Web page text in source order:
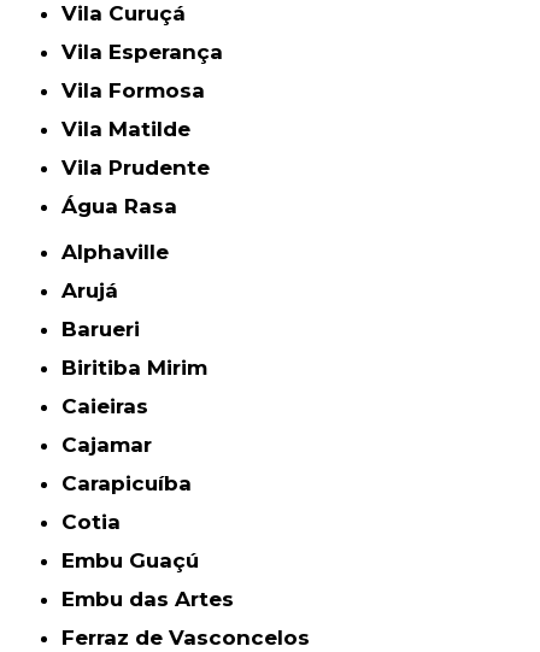
Vila Curuçá
Vila Esperança
Vila Formosa
Vila Matilde
Vila Prudente
Água Rasa
Alphaville
Arujá
Barueri
Biritiba Mirim
Caieiras
Cajamar
Carapicuíba
Cotia
Embu Guaçú
Embu das Artes
Ferraz de Vasconcelos